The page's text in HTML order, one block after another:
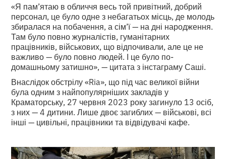
«Я пам’ятаю в обличчя весь той привітний, добрий
персонал, це було одне з небагатьох місць, де молодь
збиралася на побачення, а сім’ї — на дні народження.
Там було повно журналістів, гуманітарних
працівників, військових, що відпочивали, але це не
важливо — було повно людей. І це було по-
домашньому затишно», — цитата з інстаграму Саші.
Внаслідок обстрілу «Ria», що під час великої війни
була одним з найпопулярніших закладів у
Краматорську, 27 червня 2023 року загинуло 13 осіб,
з них — 4 дитини. Лише двоє загиблих — військові, всі
інші — цивільні, працівники та відвідувачі кафе.